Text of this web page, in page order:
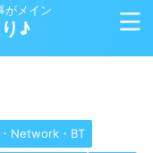
がメイン
♪
Network・BT